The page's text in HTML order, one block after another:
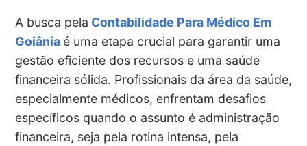
A busca pela Contabilidade Para Médico Em
Goiânia é uma etapa crucial para garantir uma
gestão eficiente dos recursos e uma saúde
financeira sólida. Profissionais da área da saúde,
especialmente médicos, enfrentam desafios
específicos quando o assunto é administração
financeira, seja pela rotina intensa, pela